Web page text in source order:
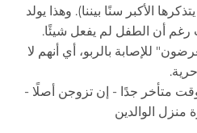
الأكبر سنًا بيننا). وهذا يولد
رغم أن الطفل لم يفعل شيئًا.
للإصابة بالربو، أي أنهم لا
متأخر جدًا - إن تزوجن أصلًا -
منزل الوالدين